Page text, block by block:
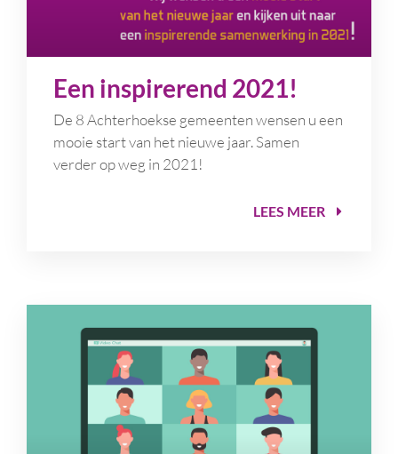
Een inspirerend 2021!
De 8 Achterhoekse gemeenten wensen ueen
mooie start van het nieuwe jaar. Samen
verder op weg in 2021!
LEES MEER